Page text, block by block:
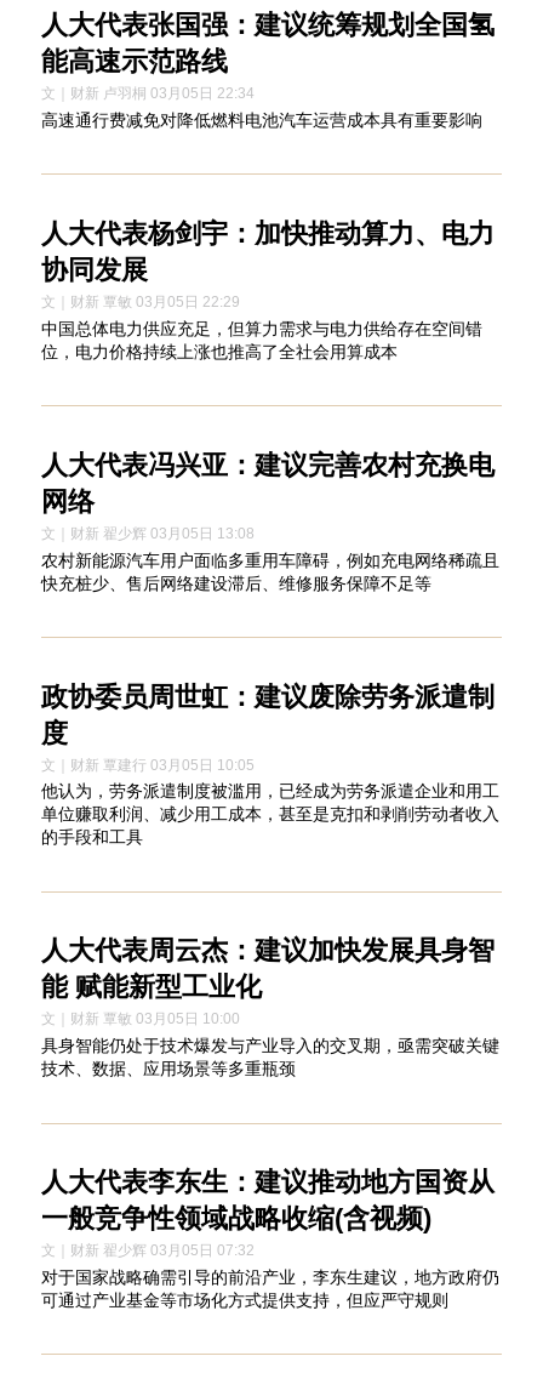
人大代表张国强：建议统筹规划全国氢
能高速示范路线
文｜财新 卢羽桐 03月05日 22:34
高速通行费减免对降低燃料电池汽车运营成本具有重要影响
人大代表杨剑宇：加快推动算力、电力
协同发展
文｜财新 覃敏 03月05日 22:29
中国总体电力供应充足，但算力需求与电力供给存在空间错
位，电力价格持续上涨也推高了全社会用算成本
人大代表冯兴亚：建议完善农村充换电
网络
文｜财新 翟少辉 03月05日 13:08
农村新能源汽车用户面临多重用车障碍，例如充电网络稀疏且
快充桩少、售后网络建设滞后、维修服务保障不足等
政协委员周世虹：建议废除劳务派遣制
度
文｜财新 覃建行 03月05日 10:05
他认为，劳务派遣制度被滥用，已经成为劳务派遣企业和用工
单位赚取利润、减少用工成本，甚至是克扣和剥削劳动者收入
的手段和工具
人大代表周云杰：建议加快发展具身智
能 赋能新型工业化
文｜财新 覃敏 03月05日 10:00
具身智能仍处于技术爆发与产业导入的交叉期，亟需突破关键
技术、数据、应用场景等多重瓶颈
人大代表李东生：建议推动地方国资从
一般竞争性领域战略收缩(含视频)
文｜财新 翟少辉 03月05日 07:32
对于国家战略确需引导的前沿产业，李东生建议，地方政府仍
可通过产业基金等市场化方式提供支持，但应严守规则